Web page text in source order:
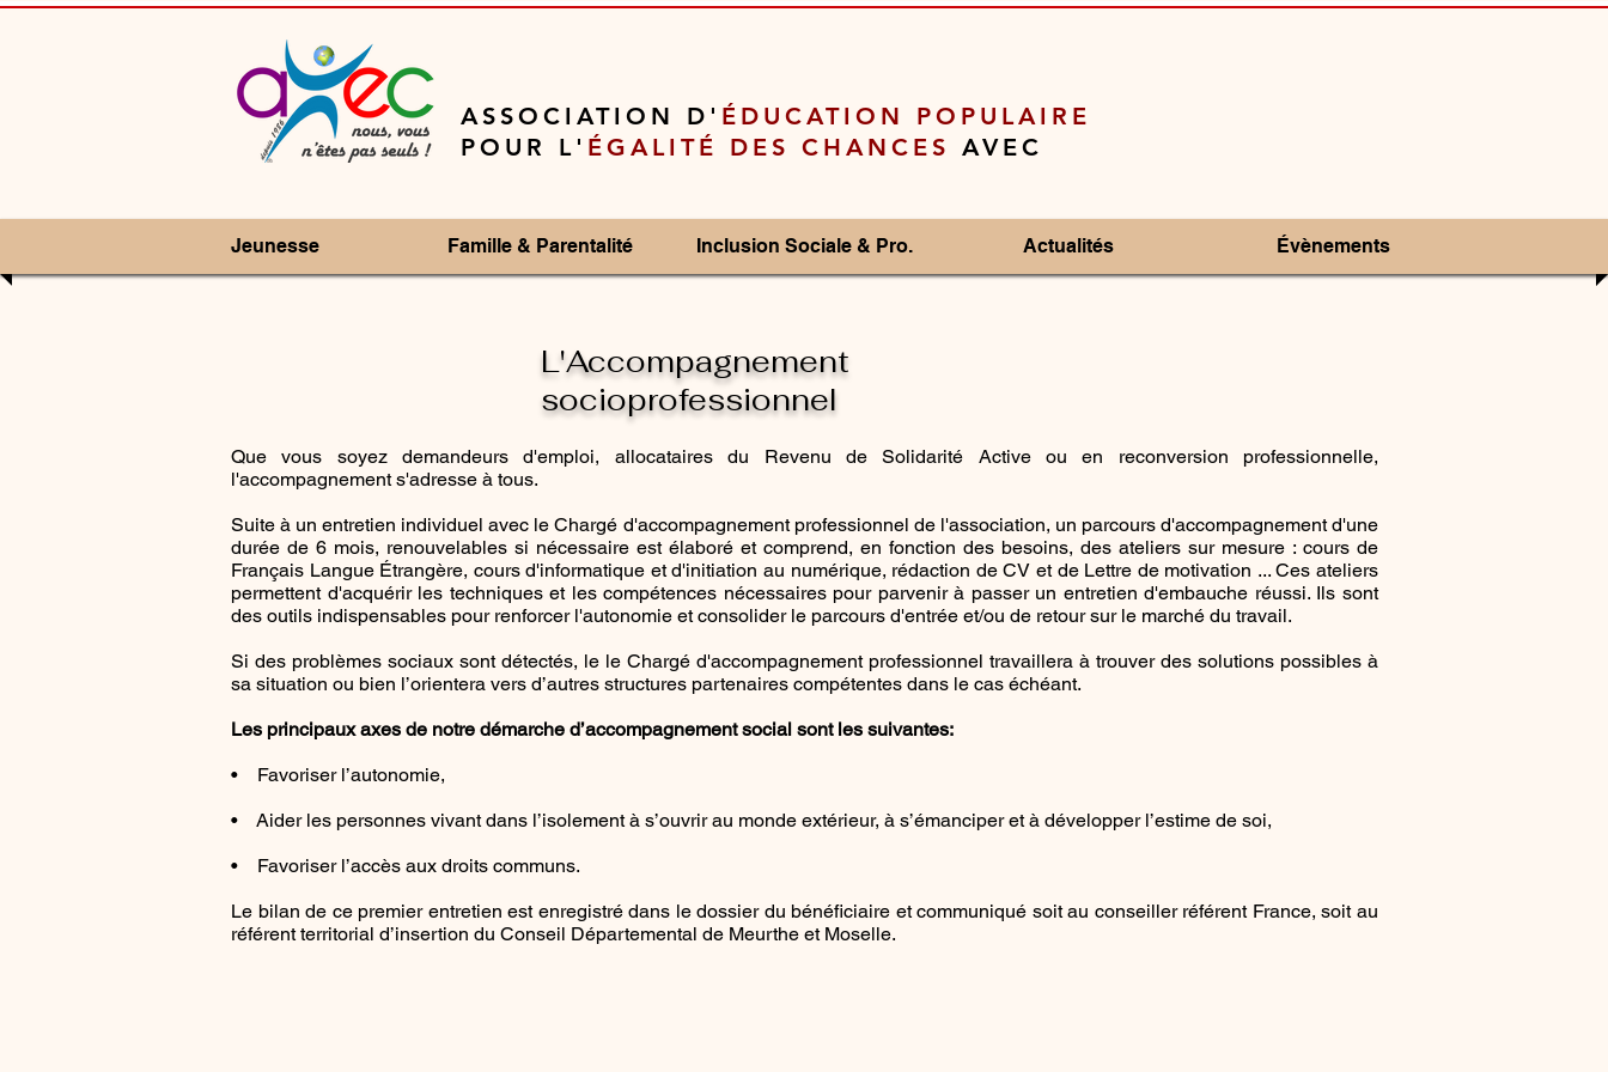
ASSOCIATION D' ÉDUCATION POPULAIRE
POUR L' ÉGALITÉ DES CHANCES AVEC
Jeunesse Famille & Parentalité Inclusion Sociale & Pro. Actualités Évènements
L'Accompagnement
socioprofessionnel
Que vous soyez demandeurs d'emploi, allocataires du Revenu de Solidarité Active ou en reconversion professionnelle,
l'accompagnement s'adresse à tous.
Suite à un entretien individuel avec le Chargé d'accompagnement professionnel de l'association, un parcours d'accompagnement d'une
durée de 6 mois, renouvelables si nécessaire est élaboré et comprend, en fonction des besoins, des ateliers sur mesure : cours de
Français Langue Étrangère, cours d'informatique et d'initiation au numérique, rédaction de CV et de Lettre de motivation ... Ces ateliers
permettent d'acquérir les techniques et les compétences nécessaires pour parvenir à passer un entretien d'embauche réussi. Ils sont
des outils indispensables pour renforcer l'autonomie et consolider le parcours d'entrée et/ou de retour sur le marché du travail.
Si des problèmes sociaux sont détectés, le le Chargé d'accompagnement professionnel travaillera à trouver des solutions possibles à
sa situation ou bien l’orientera vers d’autres structures partenaires compétentes dans le cas échéant.
Les principaux axes de notre démarche d’accompagnement social sont les suivantes:
• Favoriser l’autonomie,
• Aider les personnes vivant dans l’isolement à s’ouvrir au monde extérieur, à s’émanciper et à développer l’estime de soi,
• Favoriser l’accès aux droits communs.
Le bilan de ce premier entretien est enregistré dans le dossier du bénéficiaire et communiqué soit au conseiller référent France, soit au
référent territorial d’insertion du Conseil Départemental de Meurthe et Moselle.